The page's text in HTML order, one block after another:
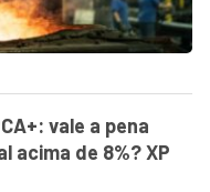
vale a pena
acima de 8%? XP